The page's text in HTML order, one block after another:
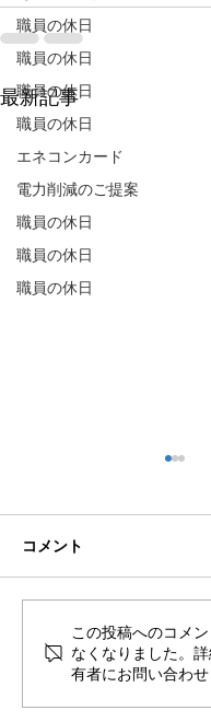
職員の休日
職員の休日
職員の休日
職員の休日
エネコンカード
電力削減のご提案
職員の休日
職員の休日
職員の休日
最新記事
🌊ハガネの肉体
員、岩瀬道へ！
コメント
この投稿へのコメ
なくなりました。
有者にお問い合わせ